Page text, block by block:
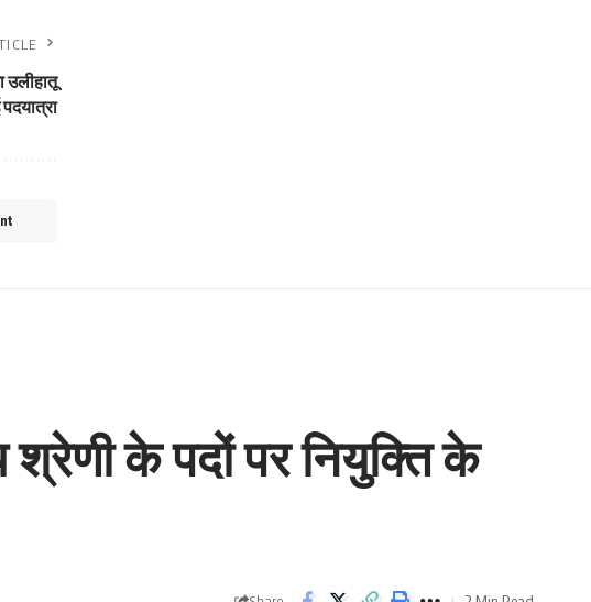
उलीहातू
के पदों पर नियुक्ति के